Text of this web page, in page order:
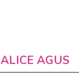
ALICE AGUS